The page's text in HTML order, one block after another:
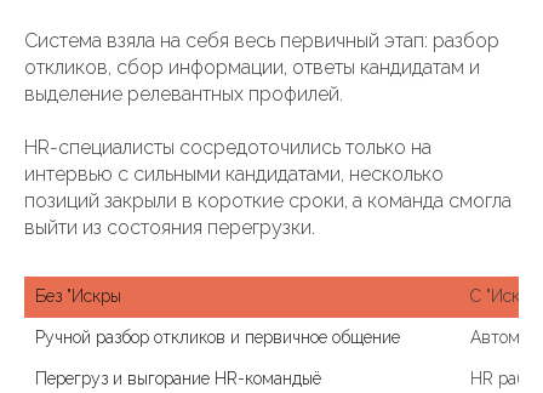
Система взяла на себя весь первичный этап: разбор
откликов, сбор информации, ответы кандидатам и
выделение релевантных профилей.
HR-специалисты сосредоточились только на
интервью с сильными кандидатами, несколько
позиций закрыли в короткие сроки, а команда смогла
выйти из состояния перегрузки.
Без "Искры С